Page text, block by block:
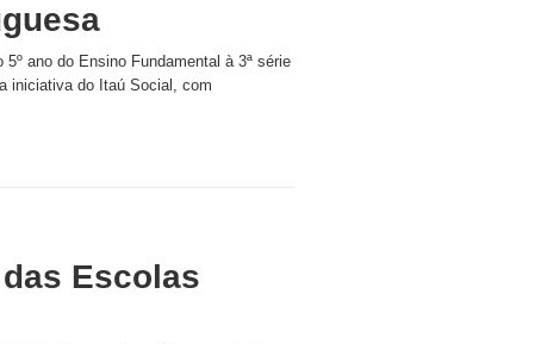
ano do Ensino Fundamental à 3ª série
iniciativa do Itaú Social, com
Escolas